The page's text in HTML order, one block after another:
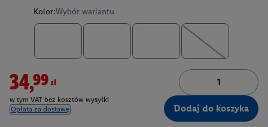
Kolor:Wybór wariantu
34,99zł
w tym VAT bez kosztów wysyłki
Opłata za dostawę
Dodaj do koszyka